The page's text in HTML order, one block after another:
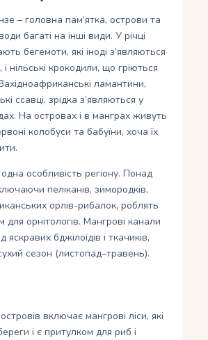
– головна пам’ятка, острови та
багаті на інші види. У річці
бегемоти, які іноді з’являються
і нільські крокодили, що гріються
ламантини,
ссавці, зрідка з’являються у
На островах і в манграх живуть
колобуси та бабуїни, хоча їх
особливість регіону. Понад
пеліканів, зимородків,
орлів-рибалок, роблять
для орнітологів. Мангрові канали
бджілоїдів і ткачиків,
сезон (листопад–травень).
включає мангрові ліси, які
і є притулком для риб і